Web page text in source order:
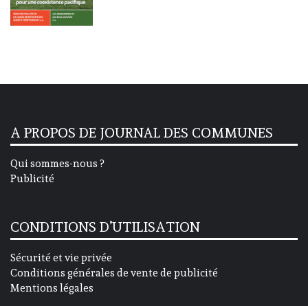
A PROPOS DE JOURNAL DES COMMUNES
Qui sommes-nous ?
Publicité
CONDITIONS D’UTILISATION
Sécurité et vie privée
Conditions générales de vente de publicité
Mentions légales